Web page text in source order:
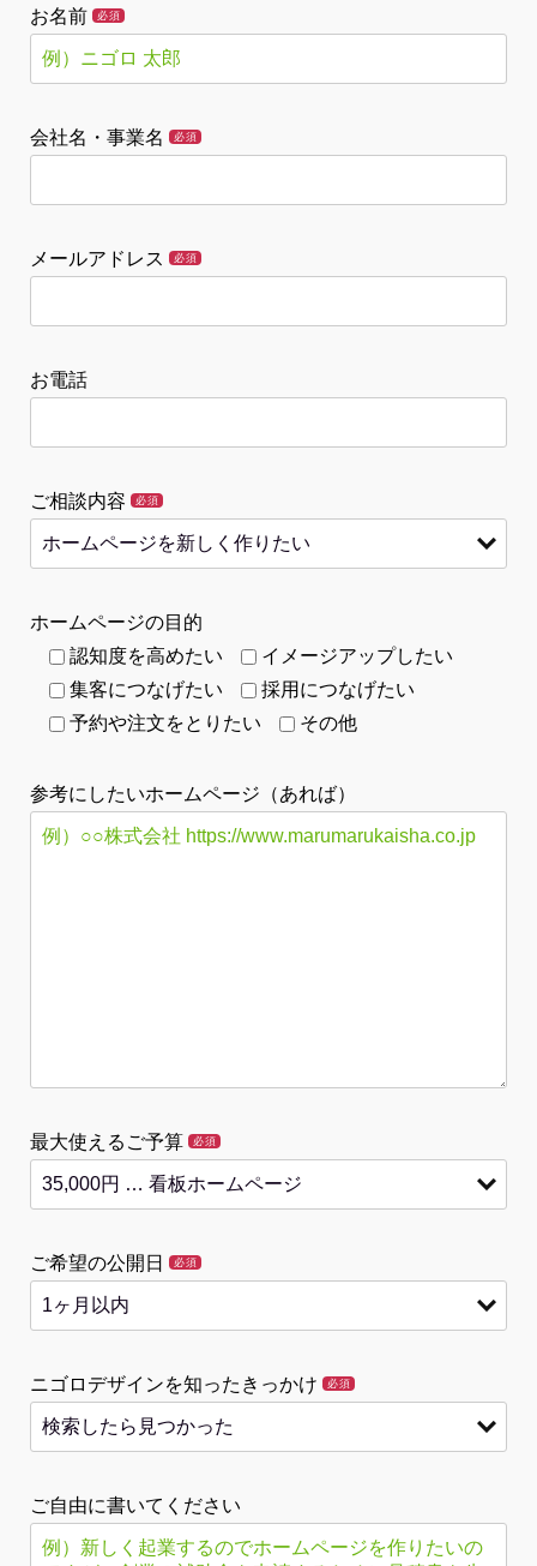
お名前 必須
会社名・事業名 必須
メールアドレス 必須
お電話
ご相談内容 必須
ホームページの目的
認知度を高めたい
イメージアップしたい
集客につなげたい
採用につなげたい
予約や注文をとりたい
その他
参考にしたいホームページ（あれば）
最大使えるご予算 必須
ご希望の公開日 必須
ニゴロデザインを知ったきっかけ 必須
ご自由に書いてください